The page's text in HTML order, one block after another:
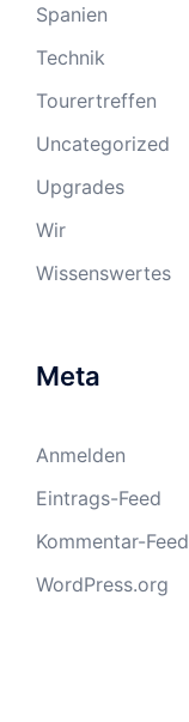
Spanien
Technik
Tourertreffen
Uncategorized
Upgrades
Wir
Wissenswertes
Meta
Anmelden
Eintrags-Feed
Kommentar-Feed
WordPress.org